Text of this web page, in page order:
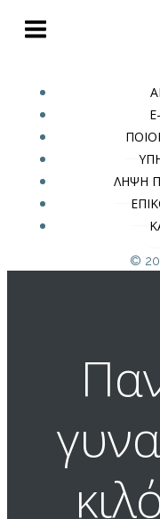
ΛΗΨΗ
©